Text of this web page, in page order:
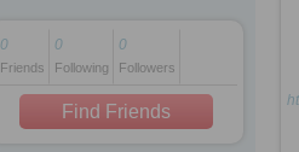
1 decade ago
1 decade ago
0
Friends
0
Following
0
Followers
Find Friends